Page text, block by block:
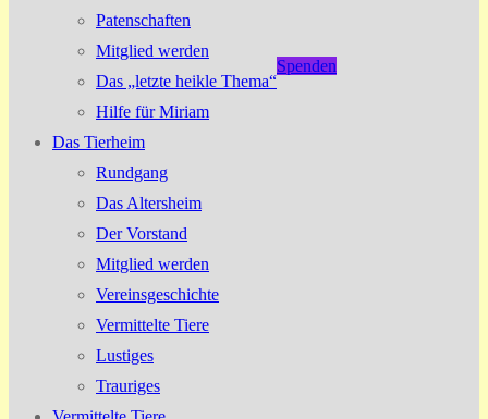
Patenschaften
Mitglied werden
Das „letzte heikle Thema“
Hilfe für Miriam
Das Tierheim
Rundgang
Das Altersheim
Der Vorstand
Mitglied werden
Vereinsgeschichte
Vermittelte Tiere
Lustiges
Trauriges
Spenden